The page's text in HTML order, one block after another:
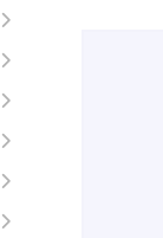
$120.846